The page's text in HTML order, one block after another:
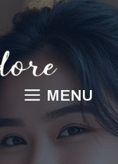
MENU